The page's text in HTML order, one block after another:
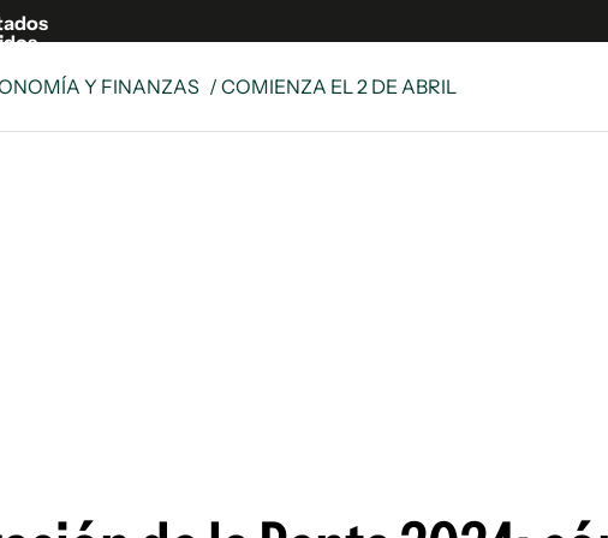
Y FINANZAS / COMIENZA EL 2 DE ABRIL